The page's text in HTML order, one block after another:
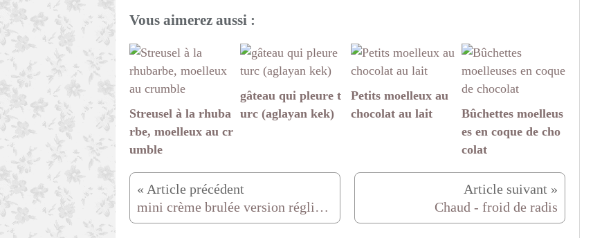
Vous aimerez aussi :
Streusel à la rhuba
rbe, moelleux au cr
umble
gâteau qui pleure t
urc (aglayan kek)
Petits moelleux au
chocolat au lait
Bûchettes moelleus
es en coque de cho
colat
mini crème brulée version réglisse ou version vanille ? Chaud - froid de radis